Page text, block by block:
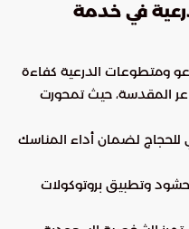
في خدمة
ومتطوعات الدرعية كفاءة
المقدسة، حيث تمحورت
للحجاج لضمان أداء المناسك
وتطبيق بروتوكولات